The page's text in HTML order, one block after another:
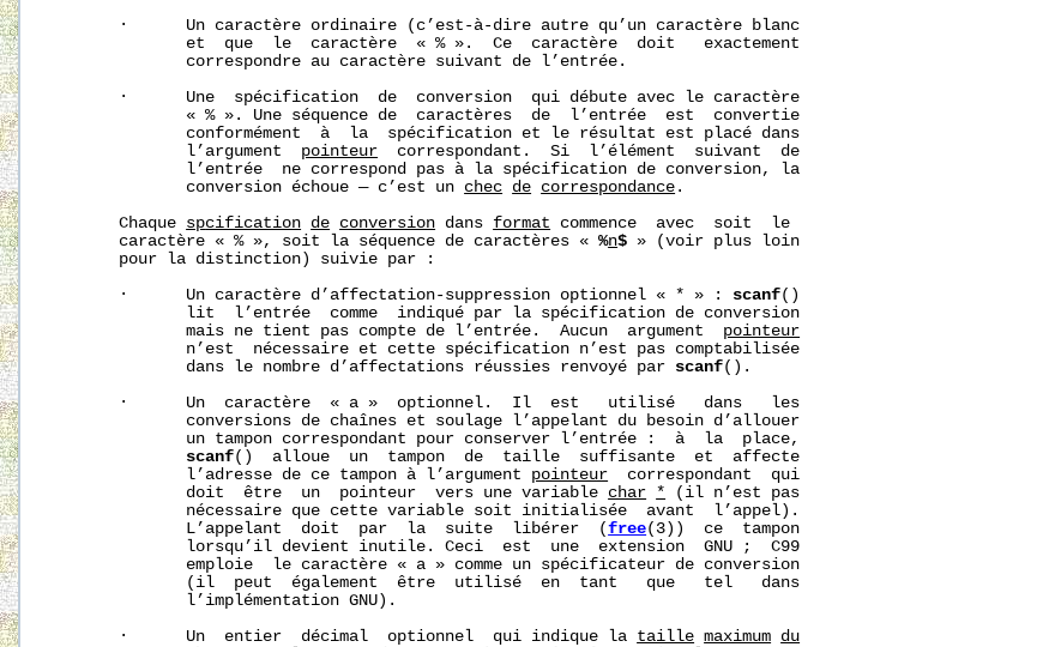
       ·      Un caractère ordinaire (c’est-à-dire autre qu’un caractère blanc
              et  que  le  caractère  « % ».  Ce  caractère  doit   exactement
              correspondre au caractère suivant de l’entrée.
       ·      Une  spécification  de  conversion  qui débute avec le caractère
              « % ». Une séquence de  caractères  de  l’entrée  est  convertie
              conformément  à  la  spécification et le résultat est placé dans
              l’argument
pointeur
  correspondant.  Si  l’élément  suivant  de
              l’entrée  ne correspond pas à la spécification de conversion, la
              conversion échoue — c’est un
chec de correspondance .
       Chaque
spcification de conversion dans format commence  avec  soit  le
       caractère « % », soit la séquence de caractères «
%n$ » (voir plus loin
       pour la distinction) suivie par :
       ·      Un caractère d’affectation-suppression optionnel « * » :
scanf()
              lit  l’entrée  comme  indiqué par la spécification de conversion
              mais ne tient pas compte de l’entrée.  Aucun  argument
pointeur
              n’est  nécessaire et cette spécification n’est pas comptabilisée
              dans le nombre d’affectations réussies renvoyé par
scanf().
       ·      Un  caractère  « a »  optionnel.  Il  est   utilisé   dans   les
              conversions de chaînes et soulage l’appelant du besoin d’allouer
              un tampon correspondant pour conserver l’entrée :  à  la  place,
scanf()  alloue  un  tampon  de  taille  suffisante  et  affecte
              l’adresse de ce tampon à l’argument
pointeur
  correspondant  qui
              doit  être  un  pointeur  vers une variable
char * (il n’est pas
              nécessaire que cette variable soit initialisée  avant  l’appel).
              L’appelant  doit  par  la  suite  libérer  (
free(3))  ce  tampon
              lorsqu’il devient inutile. Ceci  est  une  extension  GNU ;  C99
              emploie  le caractère « a » comme un spécificateur de conversion
              (il  peut  également  être  utilisé  en  tant   que   tel   dans
              l’implémentation GNU).
       ·      Un  entier  décimal  optionnel  qui indique la
taille maximum du